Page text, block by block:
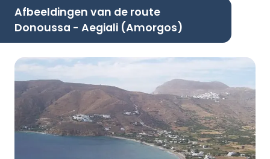
Afbeeldingen van de route
Donoussa - Aegiali (Amorgos)